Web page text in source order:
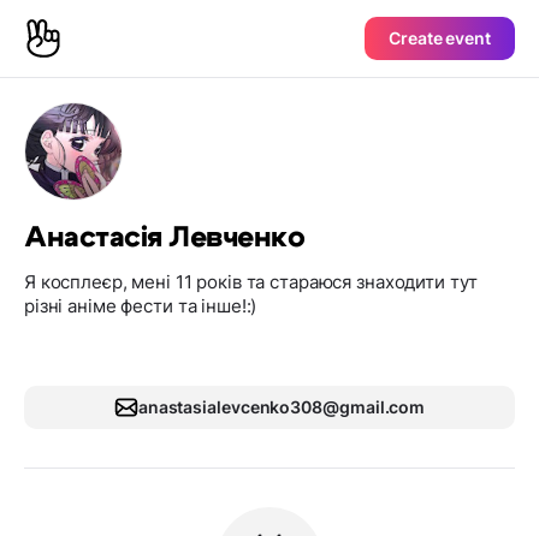
Create event
Анастасія Левченко
Я косплеєр, мені 11 років та стараюся знаходити тут
різні аніме фести та інше!:)
anastasialevcenko308@gmail.com